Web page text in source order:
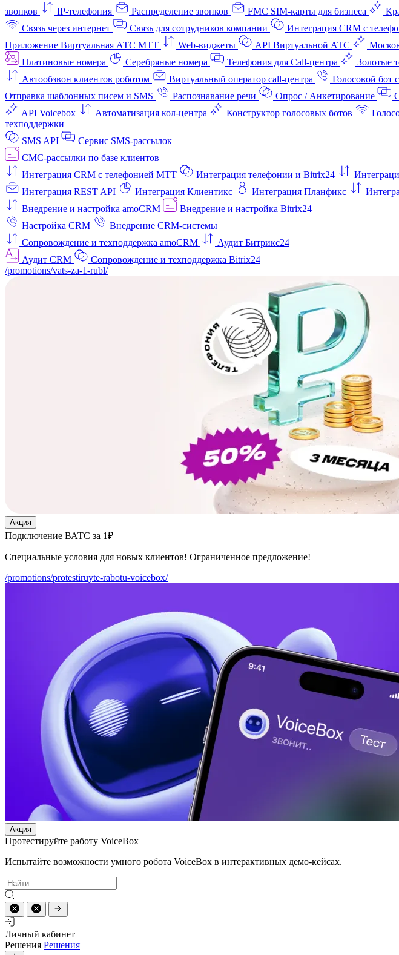
звонков
IP-телефония Распределение звонков FMC SIM-карты для бизнеса
Связь через интернет
Связь для сотрудников компании Интеграция CRM с
Приложение Виртуальная АТС МТТ
Web-виджеты API Виртуальной АТС
Платиновые номера
Серебряные номера Телефония для Call-центра
Золотые
Автообзвон клиентов роботом
Виртуальный оператор call-центра Голосовой бот
Отправка шаблонных писем и SMS
Распознавание речи Опрос / Анкетирование
API Voicebox
Автоматизация кол‑центра Конструктор голосовых ботов
техподдержки
SMS API
Сервис SMS-рассылок
СМС-рассылки по базе клиентов
Интеграция CRM с телефонией МТТ
Интеграция телефонии и Bitrix24
Интеграция REST API
Интеграция Клиентикс Интеграция Планфикс
Внедрение и настройка amoCRM
Внедрение и настройка Bitrix24
Настройка CRM
Внедрение CRM-системы
Сопровождение и техподдержка amoCRM
Аудит Битрикс24
Аудит CRM
Сопровождение и техподдержка Bitrix24
/promotions/vats-za-1-rubl/
Акция
Подключение ВАТС за 1₽
Специальные условия для новых клиентов! Ограниченное предложение!
/promotions/protestiruyte-rabotu-voicebox/
Акция
Протестируйте работу VoiceBox
Испытайте возможности умного робота VoiceBox в интерактивных демо-кейсах.
Личный кабинет
Решения Решения